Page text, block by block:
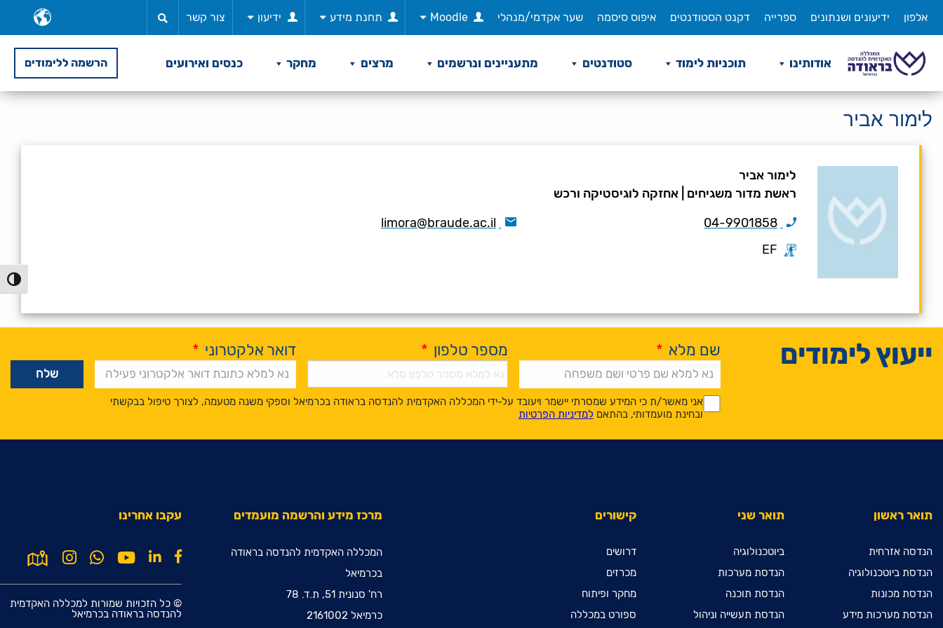
לתוכן
אלפון ידיעונים ושנתונים ספרייה דקנט הסטודנטים איפוס סיסמה שער אקדמי/מנהלי Moodle תחנת מידע ידיעון צור קשר
אודותינו תוכניות לימוד סטודנטים מתעניינים ונרשמים מרצים מחקר כנסים ואירועים הרשמה ללימודים
לימור אביר
לימור אביר
ראשת מדור משגיחים
אחזקה לוגיסטיקה ורכש
04-9901858
limora@braude.ac.il
EF
ייעוץ לימודים שם מלא * מספר טלפון * דואר אלקטרוני *
*
*
אני מאשר/ת כי המידע שמסרתי יישמר ויעובד על-ידי המכללה האקדמית להנדסה בראודה בכרמיאל וספקי משנה מטעמה, לצורך טיפול בבקשתי
ובחינת מועמדותי, בהתאם למדיניות הפרטיות
Alternative:
תואר ראשון
הנדסה אזרחית
הנדסת ביוטכנולוגיה
הנדסת מכונות
הנדסת מערכות מידע
תואר שני
ביוטכנולוגיה
הנדסת מערכות
הנדסת תוכנה
הנדסת תעשייה וניהול
קישורים
דרושים
מכרזים
מחקר ופיתוח
ספורט במכללה
מרכז מידע והרשמה מועמדים
המכללה האקדמית להנדסה בראודה
בכרמיאל
רח' סנונית 51, ת.ד. 78
כרמיאל 2161002
עקבו אחרינו
© כל הזכויות שמורות למכללה האקדמית
להנדסה בראודה בכרמיאל